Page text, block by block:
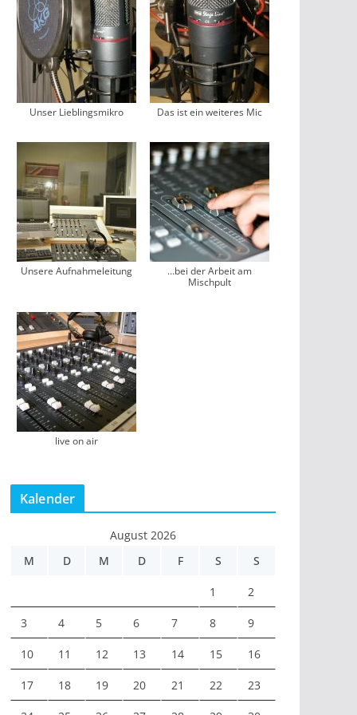
Unser Lieblingsmikro Das ist ein weiteres Mic
Unsere Aufnahmeleitung
…bei der Arbeit am
Mischpult
live on air
Kalender
August 2026
M
D M D F S S
1 2
3 4 5 6 7 8 9
10 11 12 13 14 15 16
17 18 19 20 21 22 23